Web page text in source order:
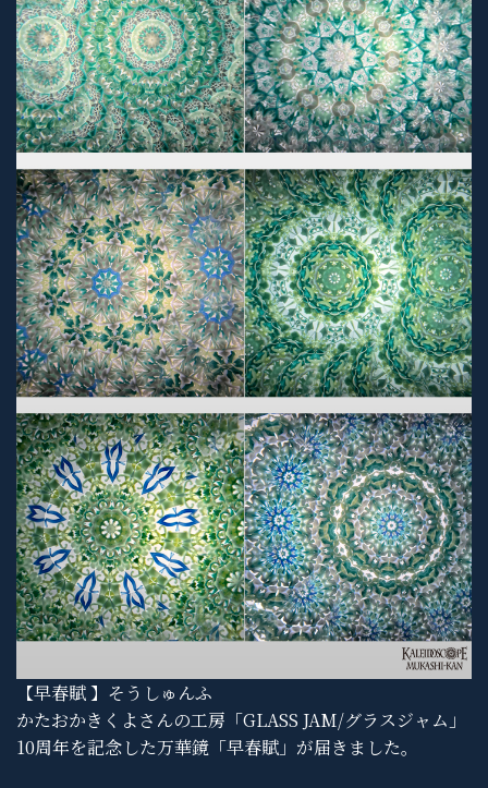
【早春賦 】そうしゅんふ
かたおかきくよさんの工房「GLASS JAM/グラスジャム」
10周年を記念した万華鏡「早春賦」が届きました。